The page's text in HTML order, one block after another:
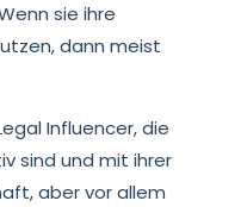
sie ihre
dann meist
Influencer, die
sind und mit ihrer
aber vor allem